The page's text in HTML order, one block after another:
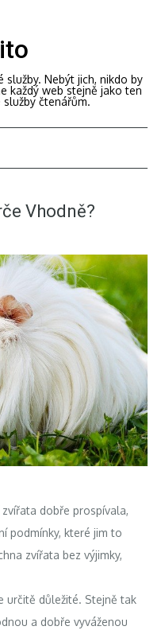
služby. Nebýt jich, nikdo by
každý web stejně jako ten
čtenářům.
Vhodně?
dobře prospívala,
podmínky, které jim to
zvířata bez výjimky,
určitě důležité. Stejně tak
a dobře vyváženou